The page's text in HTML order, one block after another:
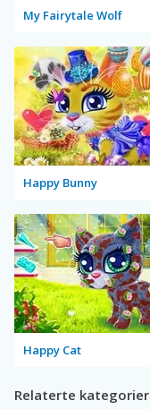
My Fairytale Wolf
Happy Bunny
Happy Cat
Relaterte kategorier